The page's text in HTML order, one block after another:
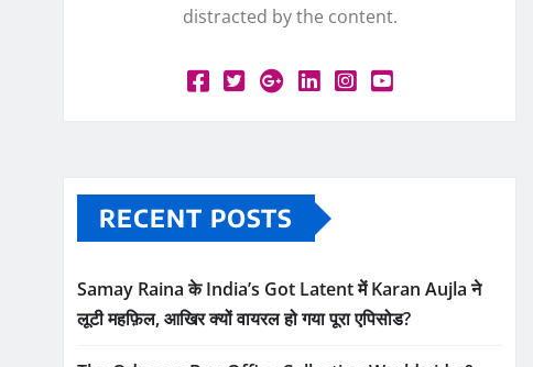
distracted by the content.
RECENT POSTS
Samay Raina के India’s Got Latent में Karan Aujla ने
लूटी महफ़िल, आखिर क्यों वायरल हो गया पूरा एपिसोड?